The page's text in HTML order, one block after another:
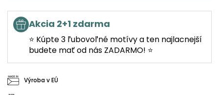
Akcia 2+1 zdarma
⭐ Kúpte 3 ľubovoľné motívy a ten najlacnejší
budete mať od nás ZADARMO! ⭐
Výroba v EÚ